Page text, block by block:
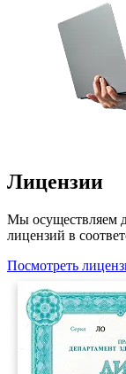
Лицензии
Мы осуществляем
лицензий в
Посмотреть